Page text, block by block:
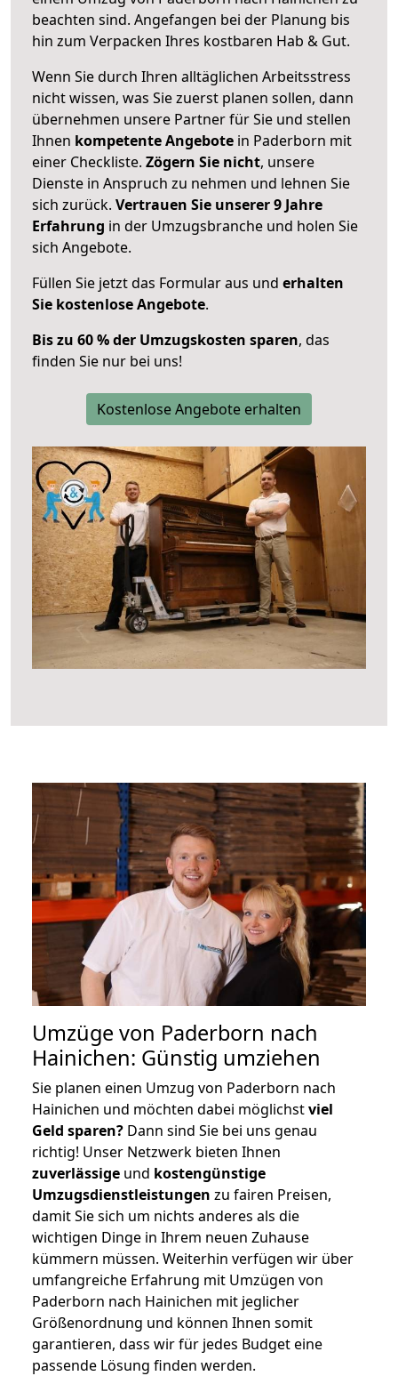
beachten sind. Angefangen bei der Planung bis
hin zum Verpacken Ihres kostbaren Hab & Gut.
Wenn Sie durch Ihren alltäglichen Arbeitsstress
nicht wissen, was Sie zuerst planen sollen, dann
übernehmen unsere Partner für Sie und stellen
Ihnen kompetente Angebote in Paderborn mit
einer Checkliste. Zögern Sie nicht, unsere
Dienste in Anspruch zu nehmen und lehnen Sie
sich zurück. Vertrauen Sie unserer 9 Jahre
Erfahrung in der Umzugsbranche und holen Sie
sich Angebote.
Füllen Sie jetzt das Formular aus und erhalten
Sie kostenlose Angebote.
Bis zu 60 % der Umzugskosten sparen, das
finden Sie nur bei uns!
Kostenlose Angebote erhalten
Umzüge von Paderborn nach
Hainichen: Günstig umziehen
Sie planen einen Umzug von Paderborn nach
Hainichen und möchten dabei möglichstviel
Geld sparen? Dann sind Sie bei uns genau
richtig! Unser Netzwerk bieten Ihnen
zuverlässige und kostengünstige
Umzugsdienstleistungen zu fairen Preisen,
damit Sie sich um nichts anderes als die
wichtigen Dinge in Ihrem neuen Zuhause
kümmern müssen. Weiterhin verfügen wir über
umfangreiche Erfahrung mit Umzügen von
Paderborn nach Hainichen mit jeglicher
Größenordnung und können Ihnen somit
garantieren, dass wir für jedes Budget eine
passende Lösung finden werden.